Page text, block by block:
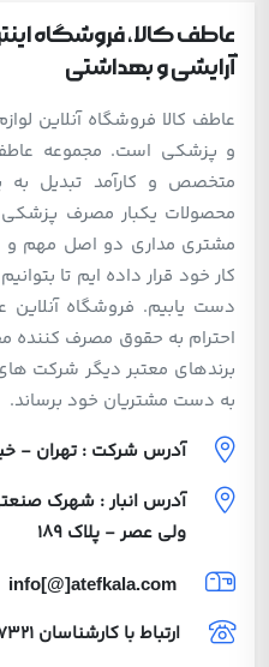
عاطف کالا، فروشگاه
آرایشی و بهداشتی
عاطف کالا فروشگاه آنلاین
و پزشکی است. مجموعه عاطف
متخصص و کارآمد تبدیل به
محصولات یکبار مصرف
مشتری مداری دو اصل مهم و
کار خود قرار داده ایم تا
دست یابیم. فروشگاه آنلاین
احترام به حقوق مصرف کننده
برندهای معتبر دیگر شرکت
به دست مشتریان خود برساند.
آدرس شرکت : تهران -
آدرس انبار : شهرک
ولی عصر - پلاک 189
info[@]atefkala.com
ارتباط با کارشناسان